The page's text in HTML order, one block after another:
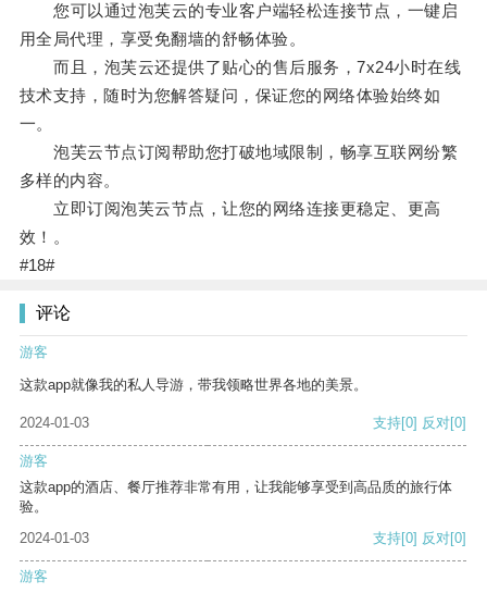
您可以通过泡芙云的专业客户端轻松连接节点，一键启
用全局代理，享受免翻墙的舒畅体验。
而且，泡芙云还提供了贴心的售后服务，7x24小时在线
技术支持，随时为您解答疑问，保证您的网络体验始终如
一。
泡芙云节点订阅帮助您打破地域限制，畅享互联网纷繁
多样的内容。
立即订阅泡芙云节点，让您的网络连接更稳定、更高
效！。
#18#
评论
游客
这款app就像我的私人导游，带我领略世界各地的美景。
2024-01-03 支持[0] 反对[0]
游客
这款app的酒店、餐厅推荐非常有用，让我能够享受到高品质的旅行体
验。
2024-01-03
支持[0] 反对[0]
游客